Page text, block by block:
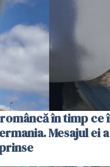
în timp ce
Mesajul ei